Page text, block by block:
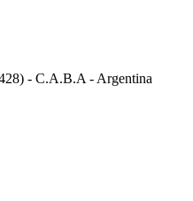
- C.A.B.A - Argentina